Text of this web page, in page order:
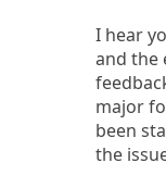
I hear
and the
major
been
the